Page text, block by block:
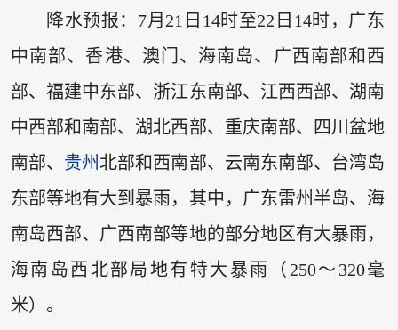
降水预报：7月21日14时至22日14时，广东
中南部、香港、澳门、海南岛、广西南部和西
部、福建中东部、浙江东南部、江西西部、湖南
中西部和南部、湖北西部、重庆南部、四川盆地
南部、 贵州北部和西南部、云南东南部、台湾岛
东部等地有大到暴雨，其中，广东雷州半岛、海
南岛西部、广西南部等地的部分地区有大暴雨，
海南岛西北部局地有特大暴雨（250～320毫
米）。